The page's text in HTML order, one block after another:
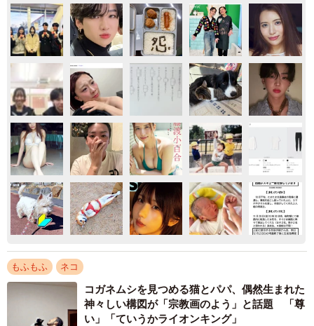
もふもふ ネコ
コガネムシを見つめる猫とパパ、偶然生まれた
神々しい構図が「宗教画のよう」と話題 「尊
い」「ていうかライオンキング」